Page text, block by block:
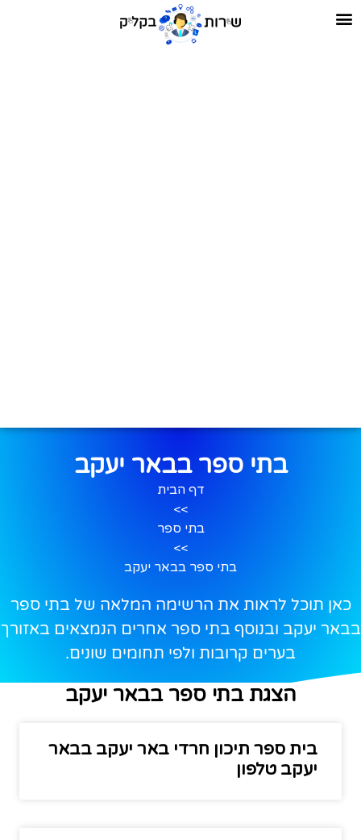
בתי ספר בבאר יעקב
דף הבית
>>
בתי ספר
>>
בתי ספר בבאר יעקב
כאן תוכל לראות את הרשימה המלאה של בתי ספר
בבאר יעקב ובנוסף בתי ספר אחרים הנמצאים באזורך
בערים קרובות ולפי תחומים שונים.
הצגת בתי ספר בבאר יעקב
בית ספר תיכון חרדי באר יעקב בבאר
יעקב טלפון